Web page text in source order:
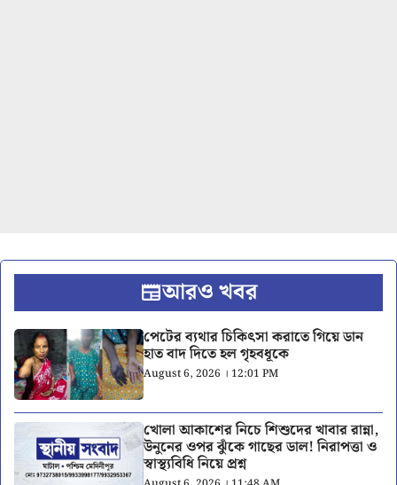
আরও খবর
পেটের ব্যথার চিকিৎসা করাতে গিয়ে ডান
হাত বাদ দিতে হল গৃহবধূকে
August 6, 2026 । 12:01 PM
খোলা আকাশের নিচে শিশুদের খাবার রান্না,
উনুনের ওপর ঝুঁকে গাছের ডাল! নিরাপত্তা ও
স্বাস্থ্যবিধি নিয়ে প্রশ্ন